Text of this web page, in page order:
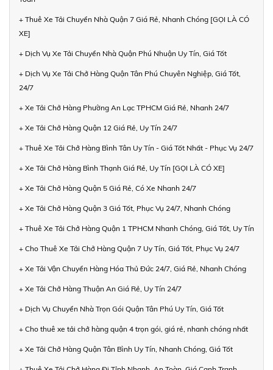
+ Thuê Xe Tải Chuyển Nhà Quận 7 Giá Rẻ, Nhanh Chóng [GỌI LÀ CÓ
XE]
+ Dịch Vụ Xe Tải Chuyển Nhà Quận Phú Nhuận Uy Tín, Giá Tốt
+ Dịch Vụ Xe Tải Chở Hàng Quận Tân Phú Chuyên Nghiệp, Giá Tốt,
24/7
+ Xe Tải Chở Hàng Phường An Lạc TPHCM Giá Rẻ, Nhanh 24/7
+ Xe Tải Chở Hàng Quận 12 Giá Rẻ, Uy Tín 24/7
+ Thuê Xe Tải Chở Hàng Bình Tân Uy Tín - Giá Tốt Nhất - Phục Vụ 24/7
+ Xe Tải Chở Hàng Bình Thạnh Giá Rẻ, Uy Tín [GỌI LÀ CÓ XE]
+ Xe Tải Chở Hàng Quận 5 Giá Rẻ, Có Xe Nhanh 24/7
+ Xe Tải Chở Hàng Quận 3 Giá Tốt, Phục Vụ 24/7, Nhanh Chóng
+ Thuê Xe Tải Chở Hàng Quận 1 TPHCM Nhanh Chóng, Giá Tốt, Uy Tín
+ Cho Thuê Xe Tải Chở Hàng Quận 7 Uy Tín, Giá Tốt, Phục Vụ 24/7
+ Xe Tải Vận Chuyển Hàng Hóa Thủ Đức 24/7, Giá Rẻ, Nhanh Chóng
+ Xe Tải Chở Hàng Thuận An Giá Rẻ, Uy Tín 24/7
+ Dịch Vụ Chuyển Nhà Trọn Gói Quận Tân Phú Uy Tín, Giá Tốt
+ Cho thuê xe tải chở hàng quận 4 trọn gói, giá rẻ, nhanh chóng nhất
+ Xe Tải Chở Hàng Quận Tân Bình Uy Tín, Nhanh Chóng, Giá Tốt